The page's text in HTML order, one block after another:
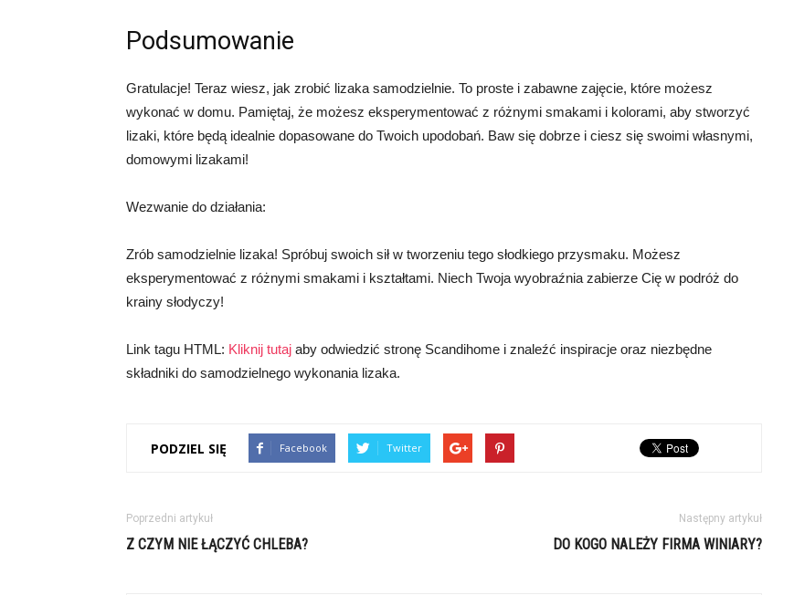
Podsumowanie
Gratulacje! Teraz wiesz, jak zrobić lizaka samodzielnie. To proste i zabawne zajęcie, które możesz
wykonać w domu. Pamiętaj, że możesz eksperymentować z różnymi smakami i kolorami, aby stworzyć
lizaki, które będą idealnie dopasowane do Twoich upodobań. Baw się dobrze i ciesz się swoimi własnymi,
domowymi lizakami!
Wezwanie do działania:
Zrób samodzielnie lizaka! Spróbuj swoich sił w tworzeniu tego słodkiego przysmaku. Możesz
eksperymentować z różnymi smakami i kształtami. Niech Twoja wyobraźnia zabierze Cię w podróż do
krainy słodyczy!
Link tagu HTML: Kliknij tutaj aby odwiedzić stronę Scandihome i znaleźć inspiracje oraz niezbędne
składniki do samodzielnego wykonania lizaka.
PODZIEL SIĘ Facebook Twitter
Poprzedni artykuł
Z CZYM NIE ŁĄCZYĆ CHLEBA?
Następny artykuł
DO KOGO NALEŻY FIRMA WINIARY?